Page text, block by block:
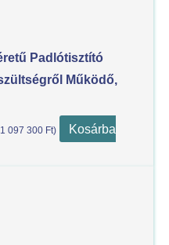
Padlótisztító
Működő,
1 097 300 Ft)
Kosárba